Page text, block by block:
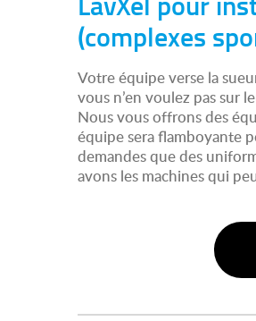
(complexes
Votre équipe verse la
vous n’en voulez pas sur
Nous vous offrons des
équipe sera flamboyante
demandes que des
avons les machines qui